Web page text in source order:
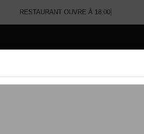
RESTAURANT OUVRE À 18:00